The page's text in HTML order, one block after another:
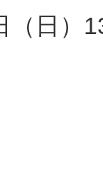
日）